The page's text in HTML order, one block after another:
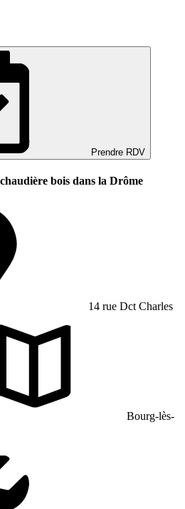
Prendre RDV
bois dans la Drôme
14 rue Dct Charles
Bourg-lès-